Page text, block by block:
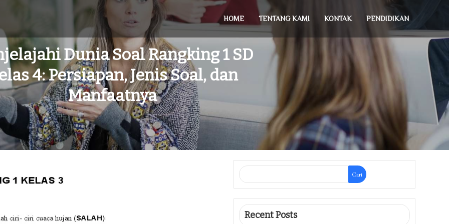
HOME TENTANG KAMI KONTAK PENDIDIKAN
Dunia Soal Rangking 1 SD
4: Persiapan, Jenis Soal, dan
Manfaatnya
Cari
Recent Posts